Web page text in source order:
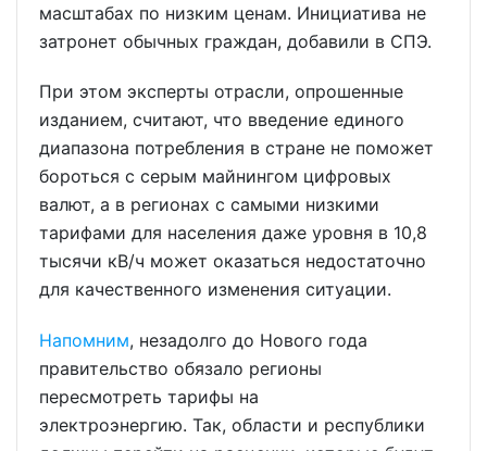
масштабах по низким ценам. Инициатива не
затронет обычных граждан, добавили в СПЭ.
При этом эксперты отрасли, опрошенные
изданием, считают, что введение единого
диапазона потребления в стране не поможет
бороться с серым майнингом цифровых
валют, а в регионах с самыми низкими
тарифами для населения даже уровня в 10,8
тысячи кВ/ч может оказаться недостаточно
для качественного изменения ситуации.
Напомним, незадолго до Нового года
правительство обязало регионы
пересмотреть тарифы на
электроэнергию. Так, области и республики